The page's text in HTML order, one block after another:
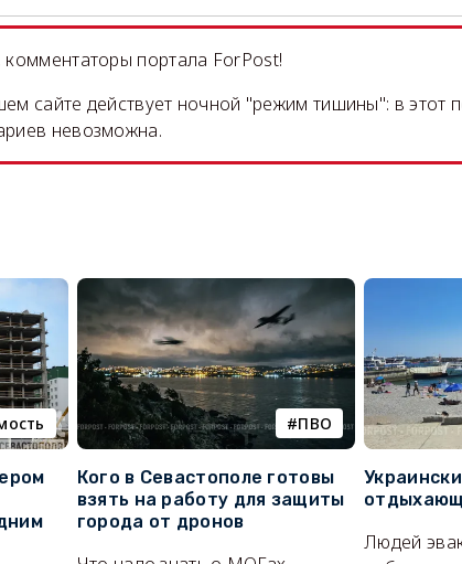
портала ForPost!
сайте действует ночной "режим тишины": в этот
невозможна.
ПВО
Кого в Севастополе готовы
взять на работу для защиты
города от дронов
Людей